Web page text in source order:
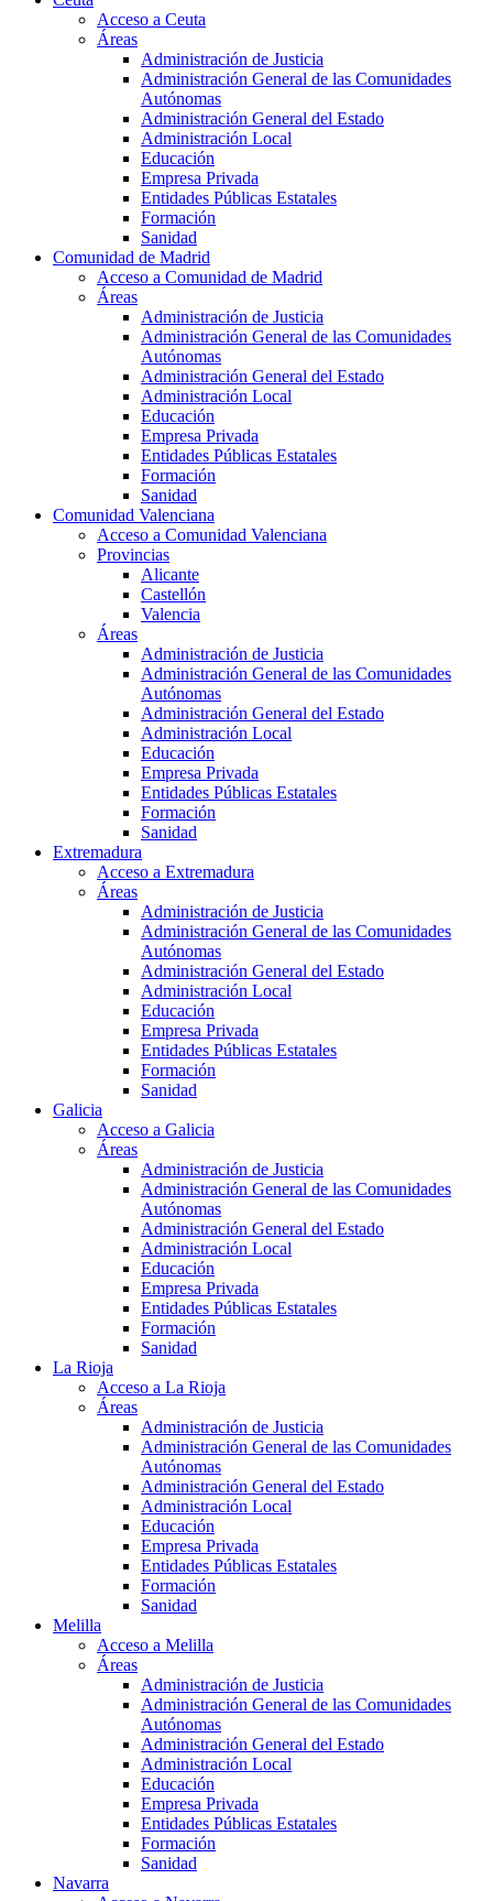
Acceso a Ceuta
Áreas
Administración de Justicia
Administración General de las Comunidades
Autónomas
Administración General del Estado
Administración Local
Educación
Empresa Privada
Entidades Públicas Estatales
Formación
Sanidad
Comunidad de Madrid
Acceso a Comunidad de Madrid
Áreas
Administración de Justicia
Administración General de las Comunidades
Autónomas
Administración General del Estado
Administración Local
Educación
Empresa Privada
Entidades Públicas Estatales
Formación
Sanidad
Comunidad Valenciana
Acceso a Comunidad Valenciana
Provincias
Alicante
Castellón
Valencia
Áreas
Administración de Justicia
Administración General de las Comunidades
Autónomas
Administración General del Estado
Administración Local
Educación
Empresa Privada
Entidades Públicas Estatales
Formación
Sanidad
Extremadura
Acceso a Extremadura
Áreas
Administración de Justicia
Administración General de las Comunidades
Autónomas
Administración General del Estado
Administración Local
Educación
Empresa Privada
Entidades Públicas Estatales
Formación
Sanidad
Galicia
Acceso a Galicia
Áreas
Administración de Justicia
Administración General de las Comunidades
Autónomas
Administración General del Estado
Administración Local
Educación
Empresa Privada
Entidades Públicas Estatales
Formación
Sanidad
La Rioja
Acceso a La Rioja
Áreas
Administración de Justicia
Administración General de las Comunidades
Autónomas
Administración General del Estado
Administración Local
Educación
Empresa Privada
Entidades Públicas Estatales
Formación
Sanidad
Melilla
Acceso a Melilla
Áreas
Administración de Justicia
Administración General de las Comunidades
Autónomas
Administración General del Estado
Administración Local
Educación
Empresa Privada
Entidades Públicas Estatales
Formación
Sanidad
Navarra